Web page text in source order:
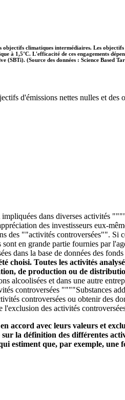
climatiques intermédiaires. Les
1,5°C. L'efficacité de ces engagements
(SBTi). (Source des données : Science Based
d'émissions nettes nulles et
dans diverses activités
des investisseurs eux-
des ""activités controversées"".
en grande partie fournies par
dans la base de données des
choisi. Toutes les activités
de production ou de
alcoolisées et dans une autre
controversées
controversées ou obtenir des
des activités
accord avec leurs valeurs et
la définition des différentes
estiment que, par exemple,